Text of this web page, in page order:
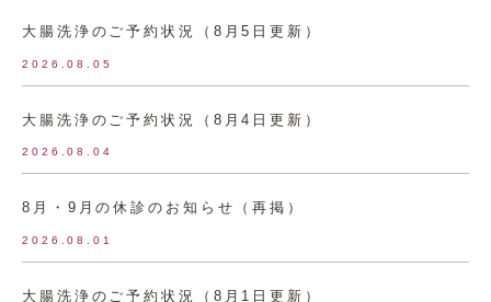
大腸洗浄のご予約状況（8月5日更新）
2026.08.05
大腸洗浄のご予約状況（8月4日更新）
2026.08.04
8月・9月の休診のお知らせ（再掲）
2026.08.01
大腸洗浄のご予約状況（8月1日更新）